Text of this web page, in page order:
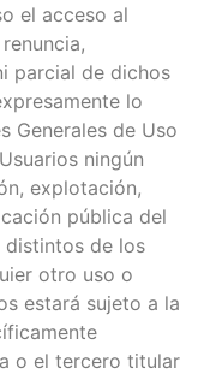
el acceso al
parcial de dichos
lo
Generales de Uso
ningún
explotación,
pública del
distintos de los
otro uso o
estará sujeto a la
o el tercero titular